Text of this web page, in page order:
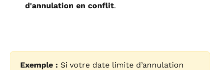
d'annulation en conflit.
Exemple : Si votre date limite d’annulation